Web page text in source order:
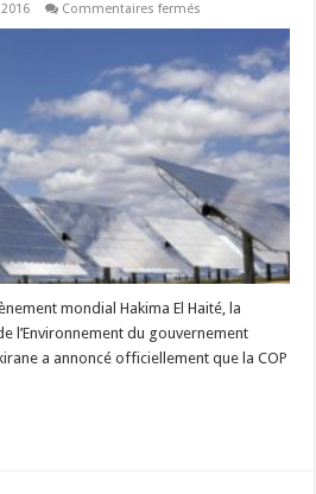
Commentaires fermés
mondial Hakima El Haité, la
l’Environnement du gouvernement
a annoncé officiellement que la COP